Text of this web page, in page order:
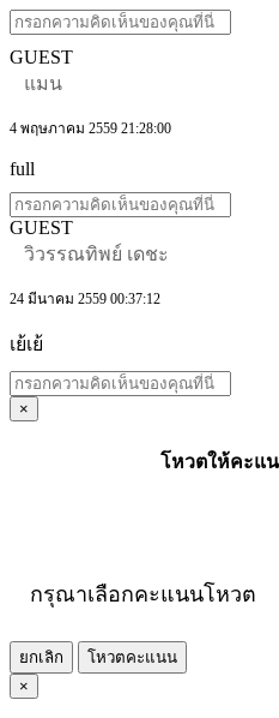
GUEST
แมน
4 พฤษภาคม 2559 21:28:00
full
GUEST
วิวรรณทิพย์ เดชะ
24 มีนาคม 2559 00:37:12
เย้เย้
×
โหวตให้คะแ
กรุณาเลือกคะแนนโหวต
ยกเลิก
โหวตคะแนน
×